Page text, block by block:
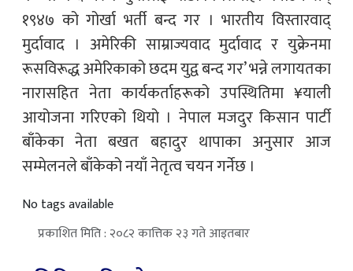
१९४७ को गोर्खा भर्ती बन्द गर । भारतीय विस्तारवाद्
मुर्दावाद । अमेरिकी साम्राज्यवाद मुर्दावाद र युक्रेनमा
रूसविरूद्ध अमेरिकाको छदम युद्व बन्द गर’ भन्ने लगायतका
नारासहित नेता कार्यकर्ताहरूको उपस्थितिमा ¥याली
आयोजना गरिएको थियो । नेपाल मजदुर किसान पार्टी
बाँकेका नेता बखत बहादुर थापाका अनुसार आज
सम्मेलनले बाँकेको नयाँ नेतृत्व चयन गर्नेछ ।
No tags available
प्रकाशित मिति : २०८२ कात्तिक २३ गते आइतबार